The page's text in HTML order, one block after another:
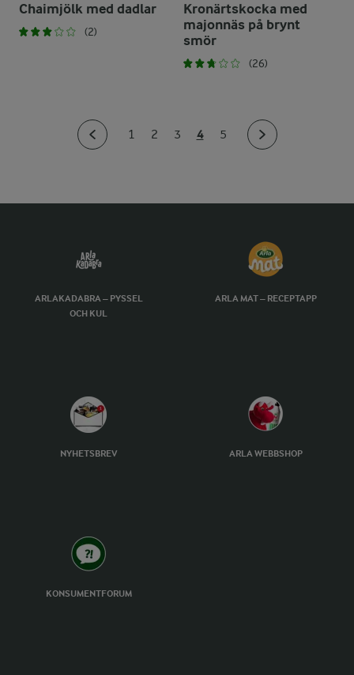
Chaimjölk med dadlar
(2)
Kronärtskocka med
majonnäs på brynt
smör
(26)
1 2 3 4 5
ARLAKADABRA – PYSSEL
OCH KUL
ARLA MAT – RECEPTAPP
NYHETSBREV ARLA WEBBSHOP
KONSUMENTFORUM